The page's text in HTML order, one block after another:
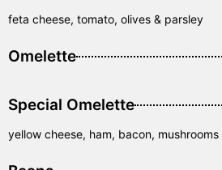
feta cheese, tomato, olives & parsley
Omelette
Special Omelette
yellow cheese, ham, bacon,